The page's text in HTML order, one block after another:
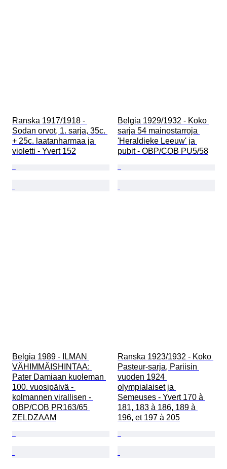
Ranska 1917/1918 -
Sodan orvot, 1. sarja, 35c.
+ 25c. laatanharmaa ja
violetti - Yvert 152
Belgia 1929/1932 - Koko
sarja 54 mainostarroja
'Heraldieke Leeuw' ja
pubit - OBP/COB PU5/58
Belgia 1989 - ILMAN
VÄHIMMÄISHINTAA:
Pater Damiaan kuoleman
100. vuosipäivä -
kolmannen virallisen -
OBP/COB PR163/65
ZELDZAAM
Ranska 1923/1932 - Koko
Pasteur-sarja, Pariisin
vuoden 1924
olympialaiset ja
Semeuses - Yvert 170 à
181, 183 à 186, 189 à
196, et 197 à 205